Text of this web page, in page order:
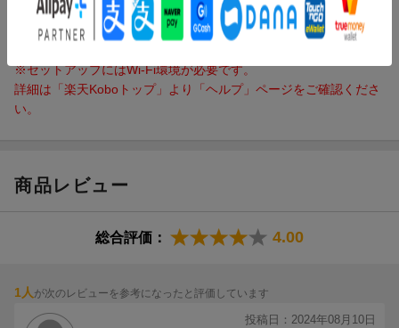
仕様
※セットアップにはWi-Fi環境が必要です。
詳細は「楽天Koboトップ」より「ヘルプ」ページをご確認くださ
い。
商品レビュー
総合評価： 4.00
1人が次のレビューを参考になったと評価しています
投稿日：2024年08月10日